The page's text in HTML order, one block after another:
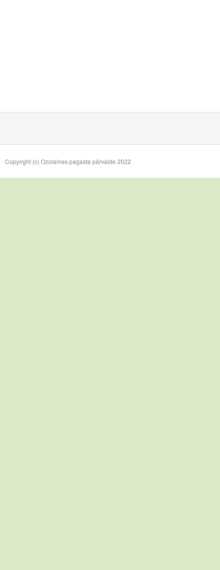
Copyright (c) Ozolaines pagasta pārvalde 2022